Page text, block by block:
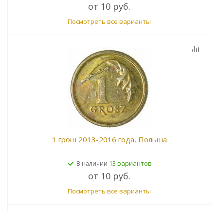
от 10 руб.
Посмотреть все варианты
1 грош 2013-2016 года, Польша
В наличии 13 вариантов
от 10 руб.
Посмотреть все варианты